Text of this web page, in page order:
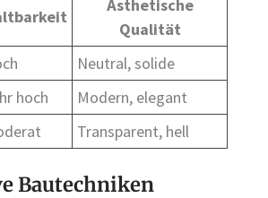
Ästhetische
Qualität
Neutral, solide
hoch
Modern, elegant
Transparent, hell
Bautechniken